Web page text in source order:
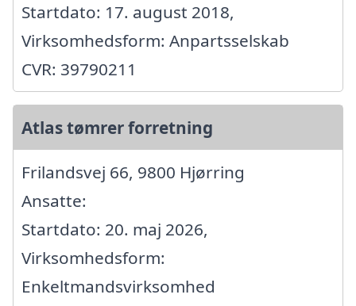
Startdato: 17. august 2018,
Virksomhedsform: Anpartsselskab
CVR: 39790211
Atlas tømrer forretning
Frilandsvej 66, 9800 Hjørring
Ansatte:
Startdato: 20. maj 2026,
Virksomhedsform:
Enkeltmandsvirksomhed